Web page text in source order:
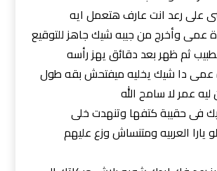
على رعد انت عارف هتعمل ايه
عمى وأخرج من جيبه شيك جاهز للتوقيع
ثم ظهر بعد دقائق يهز رأسه
عمى دا شيك يخليه ميفتحش بقه طول
عمر لا سامح الله
فى حقيبة كتفها وتنهدت خلى
يارا العربيه ومتنساش وزع عليهم